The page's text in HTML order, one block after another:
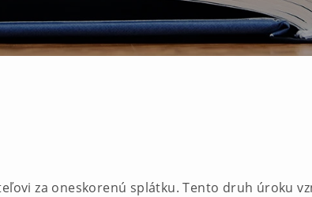
za oneskorenú splátku. Tento druh úroku